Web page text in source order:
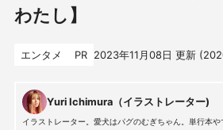
わたし】
エンタメ PR 2023年11月08日 更新 (
Yuri Ichimura（イラストレーター)
イラストレーター。愛犬はパグのむぎちゃん。単行本